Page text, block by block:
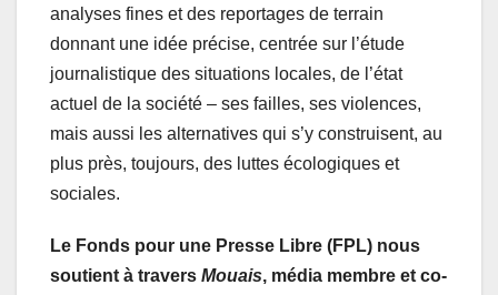
analyses fines et des reportages de terrain
donnant une idée précise, centrée sur l’étude
journalistique des situations locales, de l’état
actuel de la société – ses failles, ses violences,
mais aussi les alternatives qui s’y construisent, au
plus près, toujours, des luttes écologiques et
sociales.
Le Fonds pour une Presse Libre (FPL) nous
soutient à travers Mouais, média membre et co-